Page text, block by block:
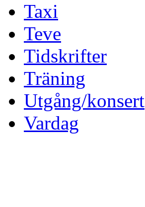
Taxi
Teve
Tidskrifter
Träning
Utgång/konsert
Vardag